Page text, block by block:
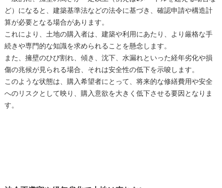
ど）になると、建築基準法などの法令に基づき、確認申請や構造計
算が必要となる場合があります。
これにより、土地の購入者は、建築や利用にあたり、より厳格な手
続きや専門的な知識を求められることを懸念します。
また、擁壁のひび割れ、傾き、沈下、水漏れといった経年劣化や損
傷の兆候が見られる場合、それは安全性の低下を示唆します。
このような状態は、購入希望者にとって、将来的な修繕費用や安全
へのリスクとして映り、購入意欲を大きく低下させる要因となりま
す。